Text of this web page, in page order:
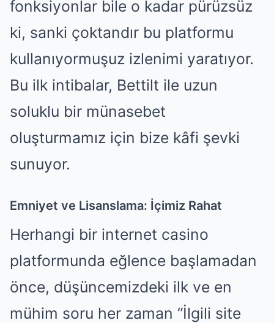
fonksiyonlar bile o kadar pürüzsüz
ki, sanki çoktandır bu platformu
kullanıyormuşuz izlenimi yaratıyor.
Bu ilk intibalar, Bettilt ile uzun
soluklu bir münasebet
oluşturmamız için bize kâfi şevki
sunuyor.
Emniyet ve Lisanslama: İçimiz Rahat
Herhangi bir internet casino
platformunda eğlence başlamadan
önce, düşüncemizdeki ilk ve en
mühim soru her zaman “İlgili site